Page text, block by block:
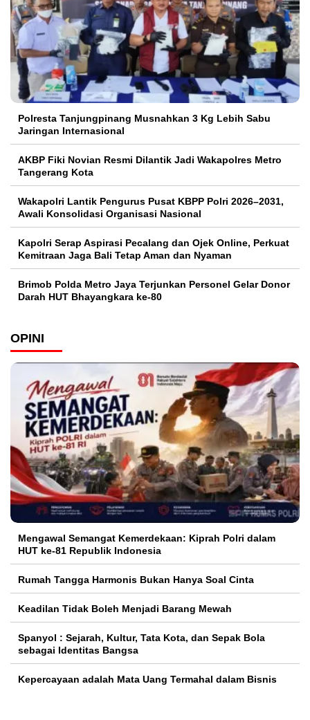
Polresta Tanjungpinang Musnahkan 3 Kg Lebih Sabu
Jaringan Internasional
AKBP Fiki Novian Resmi Dilantik Jadi Wakapolres Metro
Tangerang Kota
Wakapolri Lantik Pengurus Pusat KBPP Polri 2026–2031,
Awali Konsolidasi Organisasi Nasional
Kapolri Serap Aspirasi Pecalang dan Ojek Online, Perkuat
Kemitraan Jaga Bali Tetap Aman dan Nyaman
Brimob Polda Metro Jaya Terjunkan Personel Gelar Donor
Darah HUT Bhayangkara ke-80
OPINI
Mengawal Semangat Kemerdekaan: Kiprah Polri dalam
HUT ke-81 Republik Indonesia
Rumah Tangga Harmonis Bukan Hanya Soal Cinta
Keadilan Tidak Boleh Menjadi Barang Mewah
Spanyol : Sejarah, Kultur, Tata Kota, dan Sepak Bola
sebagai Identitas Bangsa
Kepercayaan adalah Mata Uang Termahal dalam Bisnis